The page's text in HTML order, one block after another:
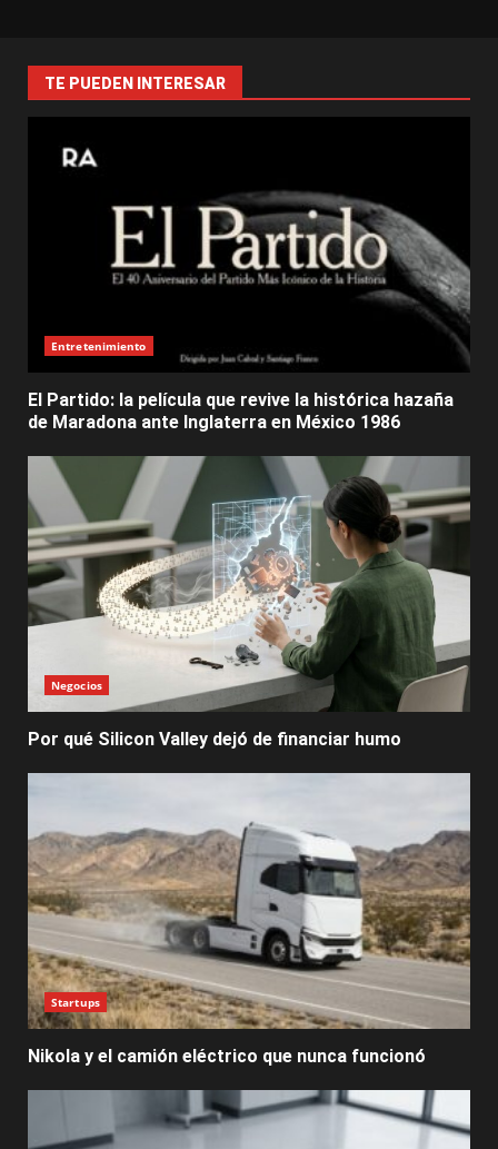
TE PUEDEN INTERESAR
Entretenimiento
El Partido: la película que revive la histórica hazaña
de Maradona ante Inglaterra en México 1986
Negocios
Por qué Silicon Valley dejó de financiar humo
Startups
Nikola y el camión eléctrico que nunca funcionó